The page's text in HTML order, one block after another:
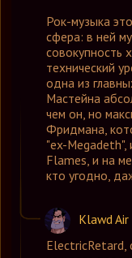
Рок-музыка
сфера: в ней
совокупность
технический
одна из
Мастейна
чем он, но
Фридмана,
"ex-Megadeth",
Flames, и на
кто угодно,
Klawd Air
ElectricRetard,